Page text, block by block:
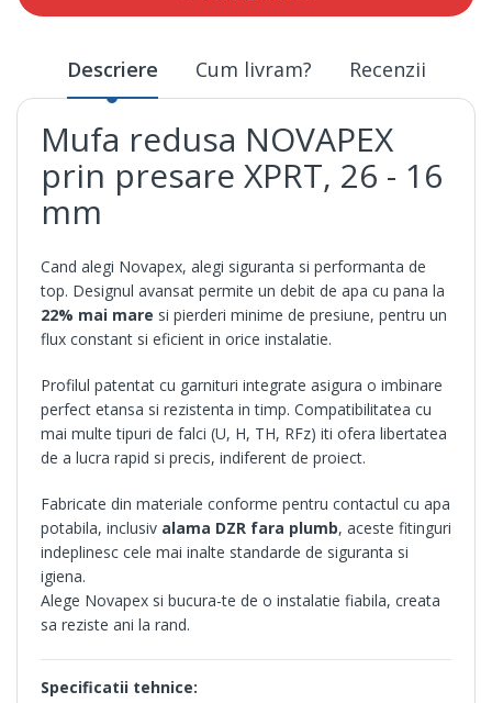
Descriere Cum livram? Recenzii
Mufa redusa NOVAPEX
prin presare XPRT, 26 - 16
mm
Cand alegi Novapex, alegi siguranta si performanta de
top. Designul avansat permite un debit de apa cu pana la
22% mai mare si pierderi minime de presiune, pentru un
flux constant si eficient in orice instalatie.
Profilul patentat cu garnituri integrate asigura o imbinare
perfect etansa si rezistenta in timp. Compatibilitatea cu
mai multe tipuri de falci (U, H, TH, RFz) iti ofera libertatea
de a lucra rapid si precis, indiferent de proiect.
Fabricate din materiale conforme pentru contactul cu apa
potabila, inclusiv alama DZR fara plumb, aceste fitinguri
indeplinesc cele mai inalte standarde de siguranta si
igiena.
Alege Novapex si bucura-te de o instalatie fiabila, creata
sa reziste ani la rand.
Specificatii tehnice: